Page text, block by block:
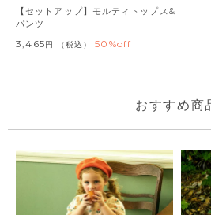
【セットアップ】モルティトップス&
パンツ
3,465 税込 50%off
おすすめ商